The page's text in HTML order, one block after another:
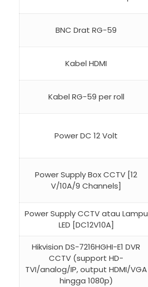
BNC Drat RG-59
Kabel HDMI
Kabel RG-59 per roll
Power DC 12 Volt
Power Supply Box CCTV [12
V/10A/9 Channels]
Power Supply CCTV atau Lampu
LED [DC12V10A]
Hikvision DS-7216HGHI-E1 DVR
CCTV (support HD-
TVI/analog/IP, output HDMI/VGA
hingga 1080p)